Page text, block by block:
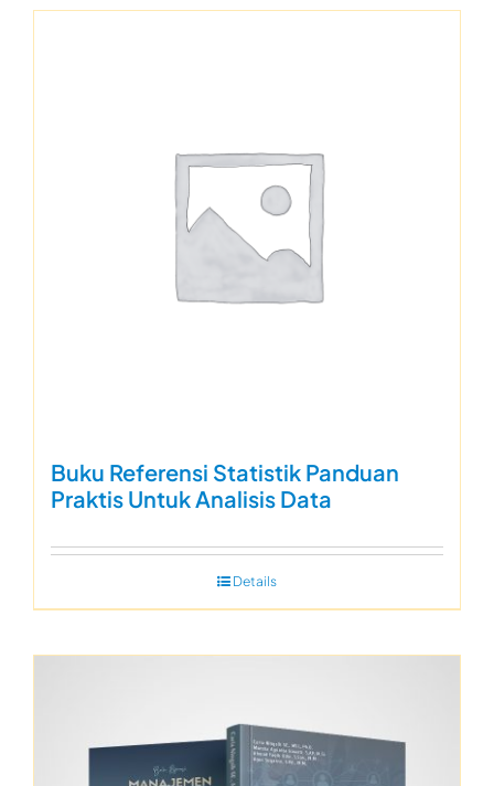
Buku Referensi Statistik Panduan
Praktis Untuk Analisis Data
Details